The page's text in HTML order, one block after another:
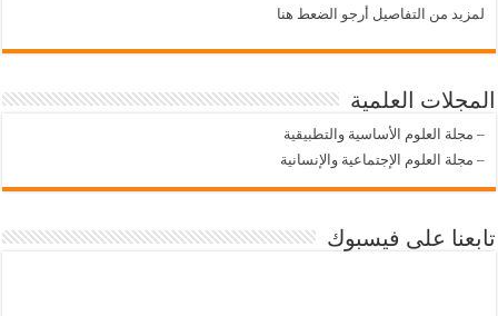
لمزيد من التفاصيل أرجو الضعط هنا
المجلات العلمية
– مجلة العلوم الأساسية والتطبيقية
– مجلة العلوم الإجتماعية والإنسانية
تابعنا على فيسبوك